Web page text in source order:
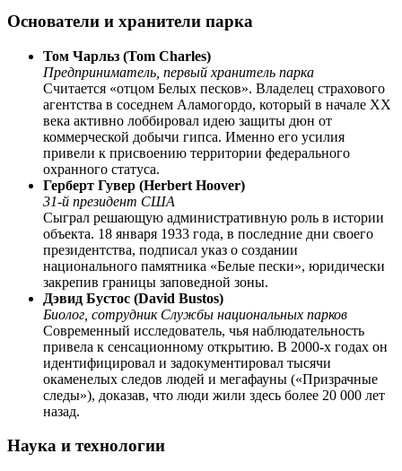
Основатели и хранители парка
Том Чарльз (Tom Charles)
Предприниматель, первый хранитель парка
Считается «отцом Белых песков». Владелец страхового
агентства в соседнем Аламогордо, который в начале XX
века активно лоббировал идею защиты дюн от
коммерческой добычи гипса. Именно его усилия
привели к присвоению территории федерального
охранного статуса.
Герберт Гувер (Herbert Hoover)
31-й президент США
Сыграл решающую административную роль в истории
объекта. 18 января 1933 года, в последние дни своего
президентства, подписал указ о создании
национального памятника «Белые пески», юридически
закрепив границы заповедной зоны.
Дэвид Бустос (David Bustos)
Биолог, сотрудник Службы национальных парков
Современный исследователь, чья наблюдательность
привела к сенсационному открытию. В 2000-х годах он
идентифицировал и задокументировал тысячи
окаменелых следов людей и мегафауны («Призрачные
следы»), доказав, что люди жили здесь более 20 000 лет
назад.
Наука и технологии